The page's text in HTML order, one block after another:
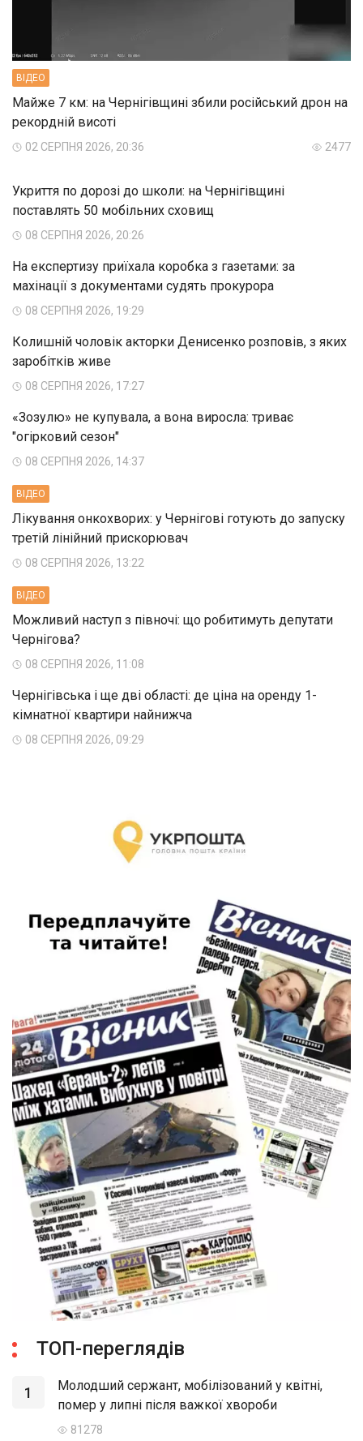
ВIДЕО
Майже 7 км: на Чернігівщині збили російський дрон на
рекордній висоті
02 СЕРПНЯ 2026, 20:36 2477
Укриття по дорозі до школи: на Чернігівщині
поставлять 50 мобільних сховищ
08 СЕРПНЯ 2026, 20:26
На експертизу приїхала коробка з газетами: за
махінації з документами судять прокурора
08 СЕРПНЯ 2026, 19:29
Колишній чоловік акторки Денисенко розповів, з яких
заробітків живе
08 СЕРПНЯ 2026, 17:27
«Зозулю» не купувала, а вона виросла: триває
"огірковий сезон"
08 СЕРПНЯ 2026, 14:37
ВIДЕО
Лікування онкохворих: у Чернігові готують до запуску
третій лінійний прискорювач
08 СЕРПНЯ 2026, 13:22
ВIДЕО
Можливий наступ з півночі: що робитимуть депутати
Чернігова?
08 СЕРПНЯ 2026, 11:08
Чернігівська і ще дві області: де ціна на оренду 1-
кімнатної квартири найнижча
08 СЕРПНЯ 2026, 09:29
ТОП-переглядів
1
Молодший сержант, мобілізований у квітні,
помер у липні після важкої хвороби
81278